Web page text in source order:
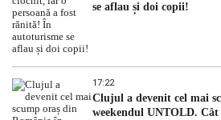
se aflau și doi copii!
17:22
Clujul a devenit cel mai
weekendul UNTOLD. Cât